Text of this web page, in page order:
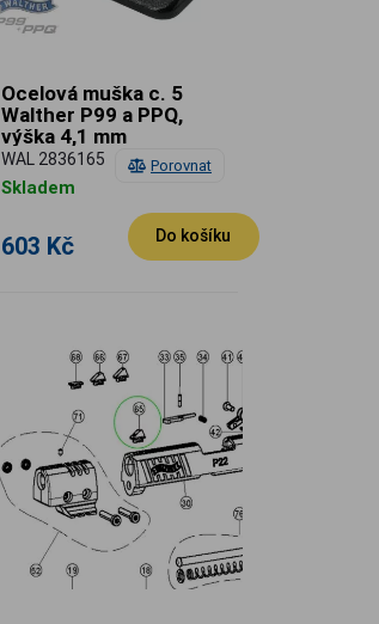
Porovnat
Ocelová muška c. 5
Walther P99 a PPQ,
výška 4,1 mm
WAL 2836165
Skladem
603 Kč Do košíku